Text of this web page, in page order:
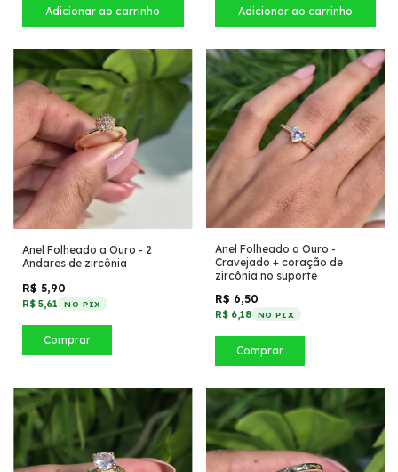
Anel Folheado a Ouro - 2
Andares de zircônia
R$ 5,90
R$ 5,61 NO PIX
Comprar
Anel Folheado a Ouro -
Cravejado + coração de
zircônia no suporte
R$ 6,50
R$ 6,18 NO PIX
Comprar